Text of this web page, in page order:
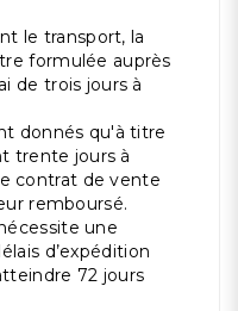
le transport, la
formulée auprès
de trois jours à
donnés qu'à titre
trente jours à
contrat de vente
remboursé.
une
d’expédition
72 jours